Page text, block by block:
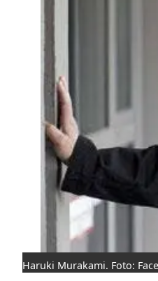
Haruki Murakami. Foto: